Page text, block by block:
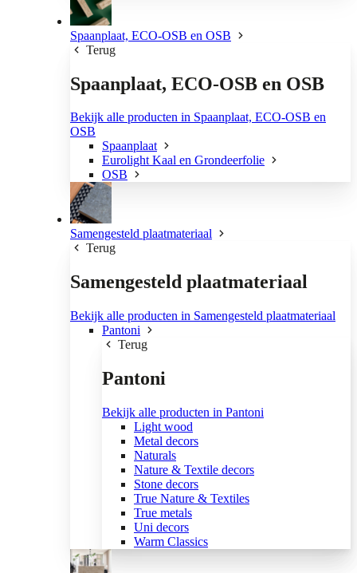
Spaanplaat, ECO-OSB en OSB
Terug
Spaanplaat, ECO-OSB en OSB
Bekijk alle producten in Spaanplaat, ECO-OSB en
OSB
Spaanplaat
Eurolight Kaal en Grondeerfolie
OSB
Samengesteld plaatmateriaal
Terug
Samengesteld plaatmateriaal
Bekijk alle producten in Samengesteld plaatmateriaal
Pantoni
Terug
Pantoni
Bekijk alle producten in Pantoni
Light wood
Metal decors
Naturals
Nature & Textile decors
Stone decors
True Nature & Textiles
True metals
Uni decors
Warm Classics